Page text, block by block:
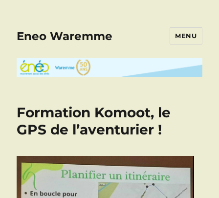
Eneo Waremme MENU
Formation Komoot, le
GPS de l’aventurier !